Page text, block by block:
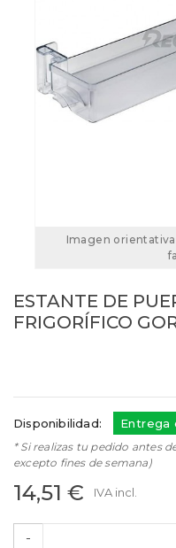
Imagen
ESTANTE DE
FRIGORÍFICO
Disponibilidad: Entrega
* Si realizas tu pedido antes
excepto fines de semana)
14,51 € IVA incl.
-